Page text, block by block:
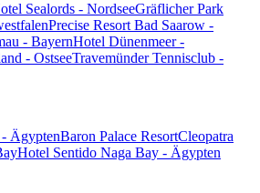
Sealords - NordseeGräflicher Park
Precise Resort Bad Saarow -
- BayernHotel Dünenmeer -
- OstseeTravemünder Tennisclub -
ÄgyptenBaron Palace ResortCleopatra
Hotel Sentido Naga Bay - Ägypten